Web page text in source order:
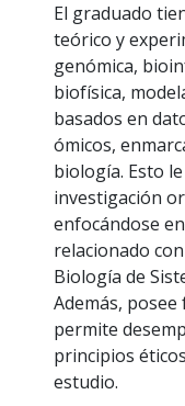
El graduado
teórico y
genómica,
biofísica,
basados en
ómicos,
biología. Esto
investigación
enfocándose
relacionado
Biología de
Además,
permite
principios
estudio.